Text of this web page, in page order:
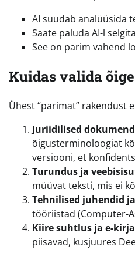
AI suudab analüüsida
Saate paluda AI-l
See on parim vahend
Kuidas valida
Ühest “parimat” rakendust
Juriidilised
õigusterminoloogiat
versiooni, et
Turundus ja
müüvat teksti, mis ei
Tehnilised juhendid
tööriistad (Computer-
Kiire suhtlus ja e-
piisavad, kusjuures